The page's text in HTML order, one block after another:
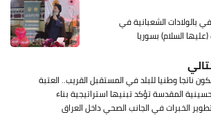
بالولادات الشعبانية في
السلام) بسوريا
ناتجا وطنيا للبلد في المستقبل القريب.. العتبة
المقدسة تؤكد تبنيها استراتيجية بناء
الخبرات في الجانب الصحي داخل العراق